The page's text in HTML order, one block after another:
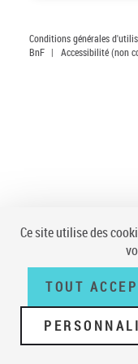
Conditions générales
BnF | Accessibilité (non
Ce site utilise des
TOUT